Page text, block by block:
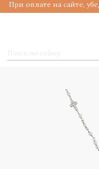
При оплате на сайте,